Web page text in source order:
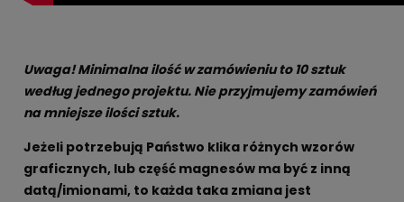
Uwaga! Minimalna ilość w zamówieniu to 10 sztuk
według jednego projektu. Nie przyjmujemy zamówień
na mniejsze ilości sztuk.
Jeżeli potrzebują Państwo klika różnych wzorów
graficznych, lub część magnesów ma być z inną
datą/imionami, to każda taka zmiana jest